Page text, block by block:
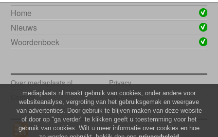
Home
Nieuws
Woordenboek
Over mediaplaats.nl
Privacy
Contact
Adverteren
mediaplaats.nl maakt gebruik van cookies, onder andere voor
websiteanalyse, vergroting van het gebruiksgemak en weergave
van advertenties. Door gebruik te blijven maken van deze website
of door op "ga verder" te klikken geeft u toestemming voor het
gebruik van cookies. Wilt u meer informatie over cookies en hoe